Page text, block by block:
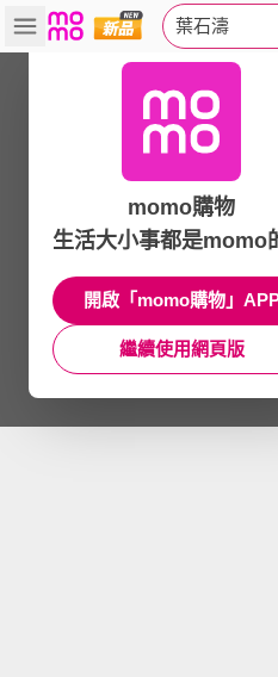
葉石濤
momo購物
生活大小事都是momo
開啟「momo購物」
繼續使用網頁版